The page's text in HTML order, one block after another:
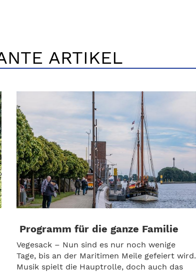
ARTIKEL
Programm für die ganze Familie
Vegesack – Nun sind es nur noch wenige
Tage, bis an der Maritimen Meile gefeiert wird.
Musik spielt die Hauptrolle, doch auch das